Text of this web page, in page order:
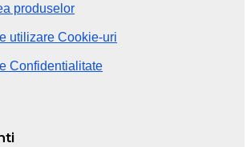
produselor
utilizare Cookie-uri
Confidentialitate